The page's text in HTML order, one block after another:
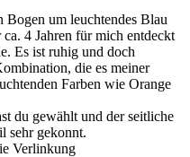
Bogen um leuchtendes Blau
4 Jahren für mich entdeckt
Es ist ruhig und doch
die es meiner
Farben wie Orange
du gewählt und der seitliche
sehr gekonnt.
Verlinkung